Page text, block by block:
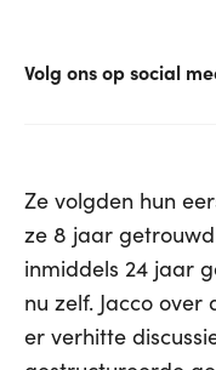
Volg ons op social
Ze volgden hun
ze 8 jaar
inmiddels 24 jaar
nu zelf. Jacco over
er verhitte